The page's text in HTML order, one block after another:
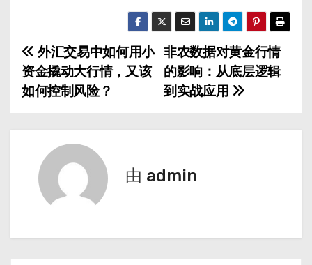
文
章
非农数据对黄金行情
的影响：从底层逻辑
到实战应用
外汇交易中如何用小
资金撬动大行情，又该
如何控制风险？
由 admin